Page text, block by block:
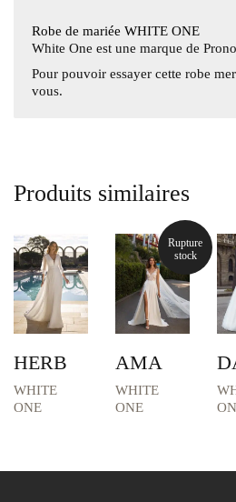
Robe de mariée WHITE ONE
White One est une marque de
Pour pouvoir essayer cette robe
vous.
Produits similaires
HERB
WHITE
ONE
Rupture
stock
AMA
WHITE
ONE